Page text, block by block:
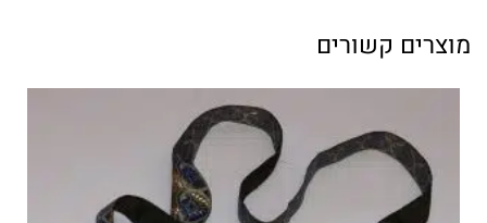
מוצרים קשורים